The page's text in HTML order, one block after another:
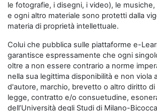
le fotografie, i disegni, i video), le musiche,
e ogni altro materiale sono protetti dalla
materia di proprietà intellettuale.
Colui che pubblica sulle piattaforme e-
garantisce espressamente che ogni
oltre a non essere contrario a norme
nella sua legittima disponibilità e non viola
d'autore, marchio, brevetto o altro diritto
legge, contratto e/o consuetudine,
dell’Università degli Studi di Milano-